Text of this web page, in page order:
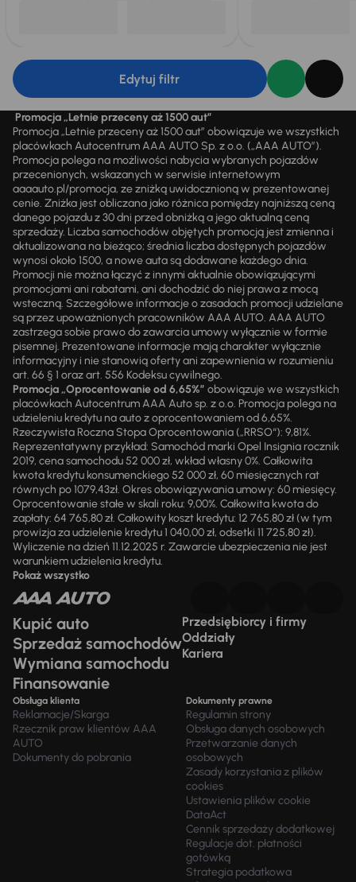
Edytuj filtr
Promocja „Letnie przeceny aż 1500 aut”
Promocja „Letnie przeceny aż 1500 aut” obowiązuje we wszystkich
placówkach Autocentrum AAA AUTO Sp. z o.o. („AAA AUTO”).
Promocja polega na możliwości nabycia wybranych pojazdów
przecenionych, wskazanych w serwisie internetowym
aaaauto.pl/promocja, ze zniżką uwidocznioną w prezentowanej
cenie. Zniżka jest obliczana jako różnica pomiędzy najniższą ceną
danego pojazdu z 30 dni przed obniżką a jego aktualną ceną
sprzedaży. Liczba samochodów objętych promocją jest zmienna i
aktualizowana na bieżąco; średnia liczba dostępnych pojazdów
wynosi około 1500, a nowe auta są dodawane każdego dnia.
Promocji nie można łączyć z innymi aktualnie obowiązującymi
promocjami ani rabatami, ani dochodzić do niej prawa z mocą
wsteczną. Szczegółowe informacje o zasadach promocji udzielane
są przez upoważnionych pracowników AAA AUTO. AAA AUTO
zastrzega sobie prawo do zawarcia umowy wyłącznie w formie
pisemnej. Prezentowane informacje mają charakter wyłącznie
informacyjny i nie stanowią oferty ani zapewnienia w rozumieniu
art. 66 § 1 oraz art. 556 Kodeksu cywilnego.
Promocja „Oprocentowanie od 6,65%” obowiązuje we wszystkich
placówkach Autocentrum AAA Auto sp. z o.o. Promocja polega na
udzieleniu kredytu na auto z oprocentowaniem od 6,65%.
Rzeczywista Roczna Stopa Oprocentowania („RRSO“): 9,81%.
Reprezentatywny przykład: Samochód marki Opel Insignia rocznik
2019, cena samochodu 52 000 zł, wkład własny 0%. Całkowita
kwota kredytu konsumenckiego 52 000 zł, 60 miesięcznych rat
równych po 1079,43zł. Okres obowiązywania umowy: 60 miesięcy.
Oprocentowanie stałe w skali roku: 9,00%. Całkowita kwota do
zapłaty: 64 765,80 zł. Całkowity koszt kredytu: 12 765,80 zł (w tym
prowizja za udzielenie kredytu 1 040,00 zł, odsetki 11 725,80 zł).
Wyliczenie na dzień 11.12.2025 r. Zawarcie ubezpieczenia nie jest
warunkiem udzielenia kredytu.
Pokaż wszystko
Kupić auto
Sprzedaż samochodów
Wymiana samochodu
Finansowanie
Przedsiębiorcy i firmy
Oddziały
Kariera
Obsługa klienta
Reklamacje/Skarga
Rzecznik praw klientów AAA
AUTO
Dokumenty do pobrania
Dokumenty prawne
Regulamin strony
Obsługa danych osobowych
Przetwarzanie danych
osobowych
Zasady korzystania z plików
cookies
Ustawienia plików cookie
DataAct
Cennik sprzedaży dodatkowej
Regulacje dot. płatności
gotówką
Strategia podatkowa